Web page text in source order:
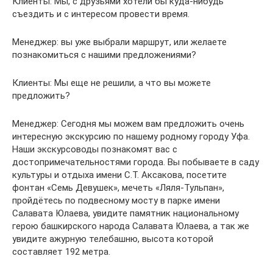
съездить и с интересом провести время.
Менеджер: вы уже выбрали маршрут, или желаете
познакомиться с нашими предложениями?
Клиенты: Мы еще не решили, а что вы можете
предложить?
Менеджер: Сегодня мы можем вам предложить очень
интересную экскурсию по нашему родному городу Уфа.
Наши экскурсоводы познакомят вас с
достопримечательностями города. Вы побываете в саду
культуры и отдыха имени С.Т. Аксакова, посетите
фонтан «Семь Девушек», мечеть «Ляля-Тульпан»,
пройдётесь по подвесному мосту в парке имени
Салавата Юлаева, увидите памятник национальному
герою башкирского народа Салавата Юлаева, а так же
увидите ажурную телебашню, высота которой
составляет 192 метра.